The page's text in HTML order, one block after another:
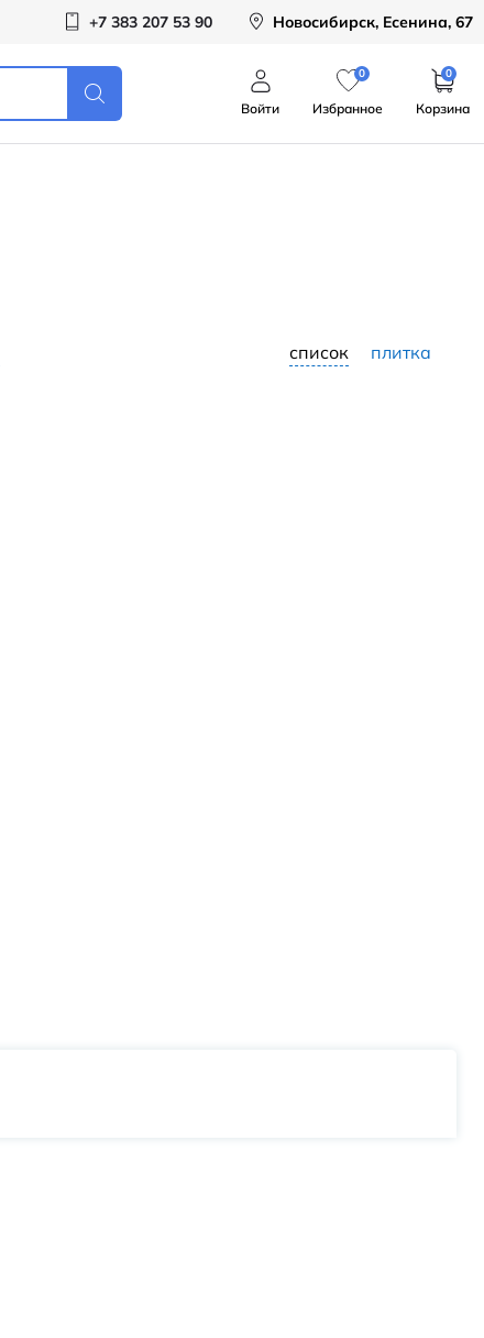
+7 383 207 53 90 Новосибирск, Есенина, 67
Войти
0
Избранное
0
Корзина
список плитка